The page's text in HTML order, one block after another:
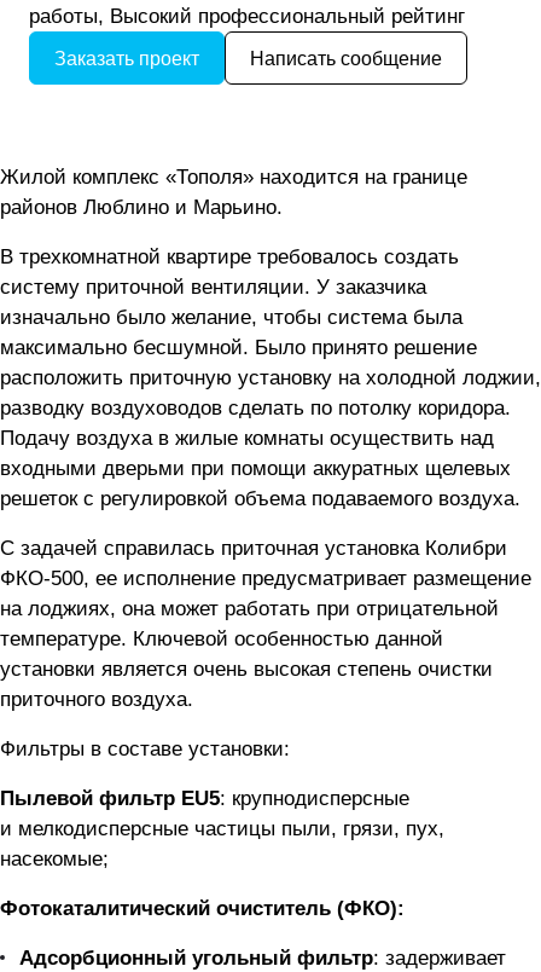
работы, Высокий профессиональный рейтинг
Заказать проект Написать сообщение
Жилой комплекс «Тополя» находится на границе
районов Люблино и Марьино.
В трехкомнатной квартире требовалось создать
систему приточной вентиляции. У заказчика
изначально было желание, чтобы система была
максимально бесшумной. Было принято решение
расположить приточную установку на холодной лоджии,
разводку воздуховодов сделать по потолку коридора.
Подачу воздуха в жилые комнаты осуществить над
входными дверьми при помощи аккуратных щелевых
решеток с регулировкой объема подаваемого воздуха.
С задачей справилась приточная установка Колибри
ФКО-500, ее исполнение предусматривает размещение
на лоджиях, она может работать при отрицательной
температуре. Ключевой особенностью данной
установки является очень высокая степень очистки
приточного воздуха.
Фильтры в составе установки:
Пылевой фильтр EU5: крупнодисперсные
и мелкодисперсные частицы пыли, грязи, пух,
насекомые;
Фотокаталитический очиститель (ФКО):
Адсорбционный угольный фильтр: задерживает